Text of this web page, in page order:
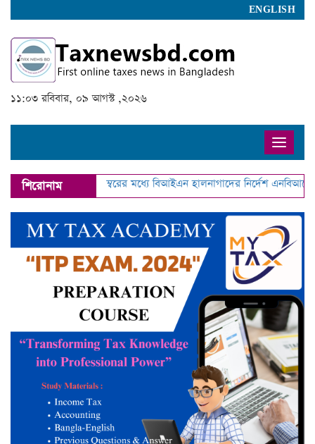
ENGLISH
১১:০৩ রবিবার, ০৯ আগস্ট ,২০২৬
Toggle
শিরোনাম
→আগামী ৩০ নভেম্বরের মধ্যে বিআইএন হালনাগাদের নির্দেশ এনবিআরের